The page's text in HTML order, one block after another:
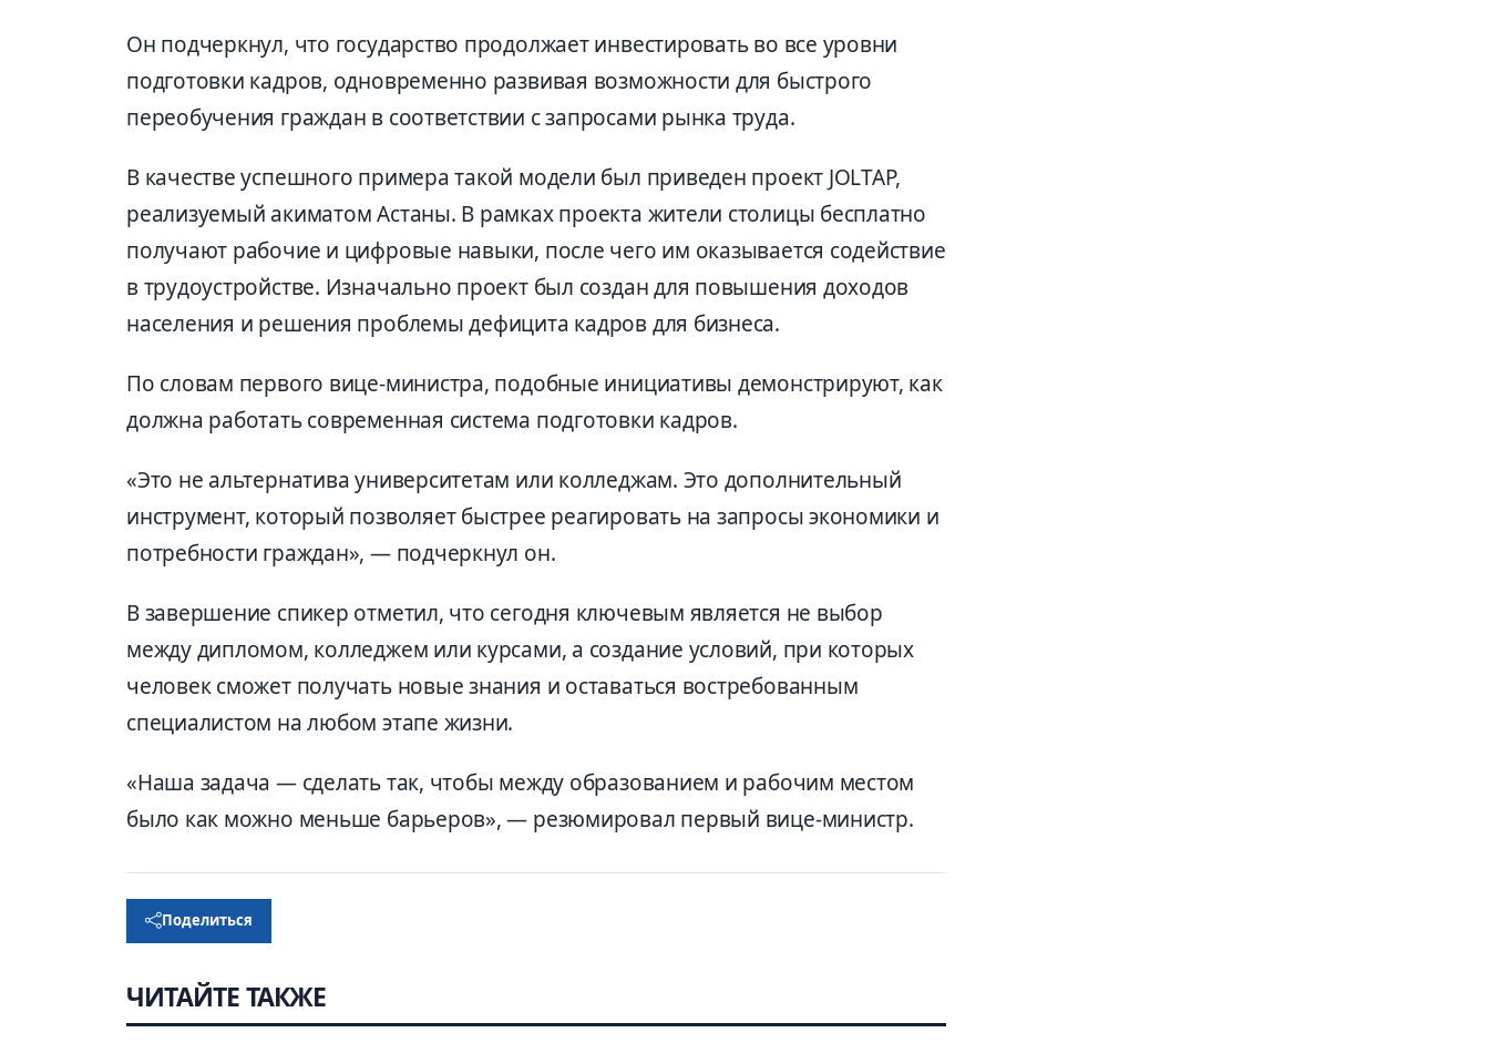
Он подчеркнул, что государство продолжает инвестировать во все уровни
подготовки кадров, одновременно развивая возможности для быстрого
переобучения граждан в соответствии с запросами рынка труда.
В качестве успешного примера такой модели был приведен проект JOLTAP,
реализуемый акиматом Астаны. В рамках проекта жители столицы бесплатно
получают рабочие и цифровые навыки, после чего им оказывается содействие
в трудоустройстве. Изначально проект был создан для повышения доходов
населения и решения проблемы дефицита кадров для бизнеса.
По словам первого вице-министра, подобные инициативы демонстрируют, как
должна работать современная система подготовки кадров.
«Это не альтернатива университетам или колледжам. Это дополнительный
инструмент, который позволяет быстрее реагировать на запросы экономики и
потребности граждан», — подчеркнул он.
В завершение спикер отметил, что сегодня ключевым является не выбор
между дипломом, колледжем или курсами, а создание условий, при которых
человек сможет получать новые знания и оставаться востребованным
специалистом на любом этапе жизни.
«Наша задача — сделать так, чтобы между образованием и рабочим местом
было как можно меньше барьеров», — резюмировал первый вице-министр.
Поделиться
ЧИТАЙТЕ ТАКЖЕ